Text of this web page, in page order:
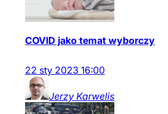
COVID jako temat wyborczy
22 sty 2023 16:00
Jerzy Karwelis